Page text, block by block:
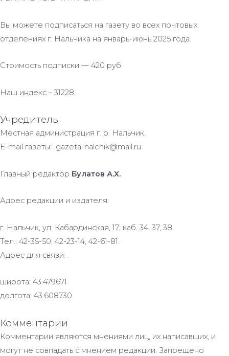
Вы можете подписаться на газету во всех почтовых
отделениях г. Нальчика на январь-июнь 2025 года.
Стоимость подписки — 420 руб.
Наш индекс – 31228.
Учредитель
Местная администрация г. о. Нальчик.
E-mail газеты: gazeta-nalchik@mail.ru
Главный редактор Булатов А.Х.
Адрес редакции и издателя:
г. Нальчик, ул. Кабардинская, 17; каб. 34, 37, 38.
Тел.: 42-35-50, 42-23-14, 42-61-81.
Адрес для связи: .
широта: 43.479671
долгота: 43.608730
Комментарии
Комментарии являются мнениями лиц, их написавших, и
могут не совпадать с мнением редакции. Запрещено